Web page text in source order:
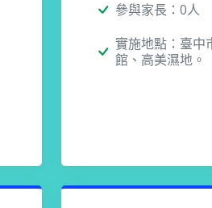
參與家長：0人
實施地點：臺中
館、高美濕地。